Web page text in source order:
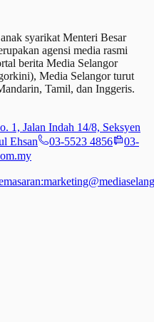
syarikat Menteri Besar
agensi media rasmi
berita Media Selangor
Media Selangor turut
Tamil, dan Inggeris.
1, Jalan Indah 14/8, Seksyen
Ehsan
03-5523 4856
03-